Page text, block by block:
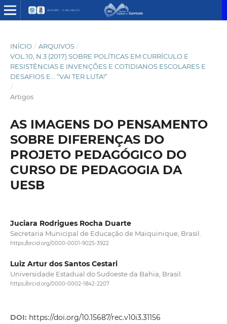
INÍCIO / ARQUIVOS /
VOL.10, N.3 (2017) SOBRE POLÍTICAS EM CURRÍCULO E
RESISTÊNCIAS E INVENÇÕES E COTIDIANOS ESCOLARES E
DESAFIOS E... “VAI TER LUTA!”
/
Artigos
AS IMAGENS DO PENSAMENTO
SOBRE DIFERENÇAS DO
PROJETO PEDAGÓGICO DO
CURSO DE PEDAGOGIA DA
UESB
Juciara Rodrigues Rocha Duarte
Secretaria Municipal de Educação de Maiquinique, Brasil.
https://orcid.org/0000-0001-9025-3922
Luiz Artur dos Santos Cestari
Universidade Estadual do Sudoeste da Bahia, Brasil.
https://orcid.org/0000-0002-1842-2207
DOI: https://doi.org/10.15687/rec.v10i3.31156